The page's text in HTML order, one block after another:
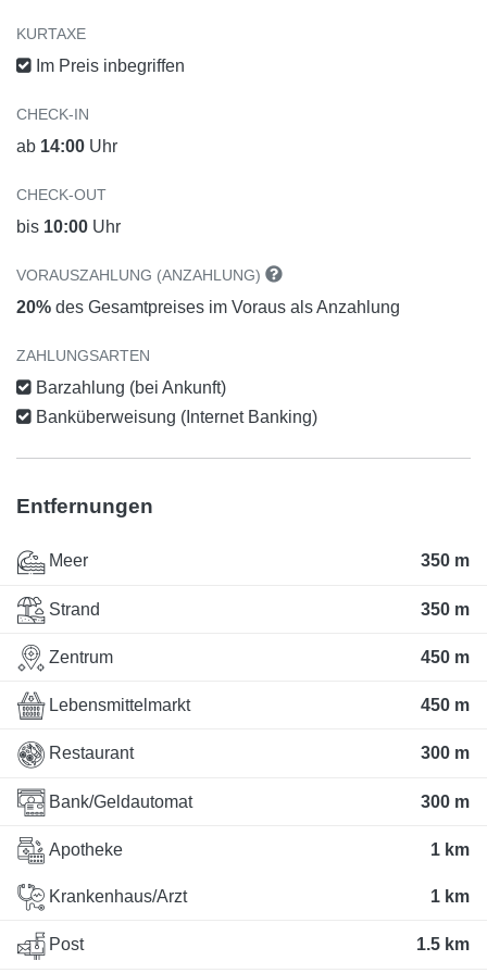
KURTAXE
Im Preis inbegriffen
CHECK-IN
ab 14:00 Uhr
CHECK-OUT
bis 10:00 Uhr
VORAUSZAHLUNG (ANZAHLUNG)
20% des Gesamtpreises im Voraus als Anzahlung
ZAHLUNGSARTEN
Barzahlung (bei Ankunft)
Banküberweisung (Internet Banking)
Entfernungen
Meer 350 m
Strand 350 m
Zentrum 450 m
Lebensmittelmarkt 450 m
Restaurant 300 m
Bank/Geldautomat 300 m
Apotheke 1 km
Krankenhaus/Arzt 1 km
Post 1.5 km